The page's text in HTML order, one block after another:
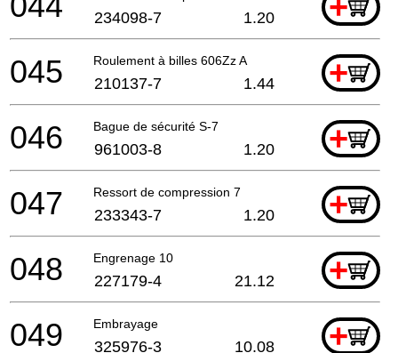
234098-7 1.20
Roulement à billes 606Zz A +
045 210137-7 1.44
Bague de sécurité S-7 +
046 961003-8 1.20
Ressort de compression 7 +
047 233343-7 1.20
Engrenage 10 +
048 227179-4 21.12
Embrayage +
049 325976-3 10.08